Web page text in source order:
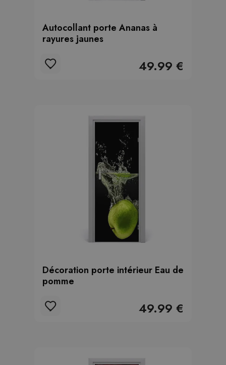
Autocollant porte Ananas à
rayures jaunes
49.99 €
Décoration porte intérieur Eau de
pomme
49.99 €